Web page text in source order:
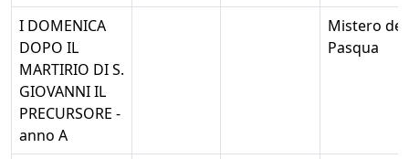
I DOMENICA
DOPO IL
MARTIRIO DI S.
GIOVANNI IL
PRECURSORE -
anno A
Mistero
Pasqua